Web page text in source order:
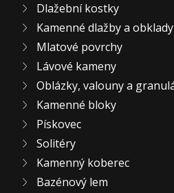
Dlažební kostky
Kamenné dlažby a obklady
Mlatové povrchy
Lávové kameny
Oblázky, valouny a
Kamenné bloky
Pískovec
Solitéry
Kamenný koberec
Bazénový lem